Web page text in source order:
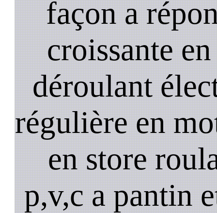
façon a
croissante
déroulant
régulière en
en store
p,v,c a pantin